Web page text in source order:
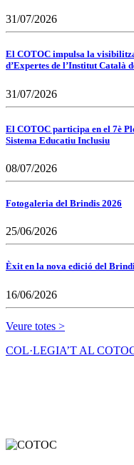
31/07/2026
El COTOC impulsa la
d’Expertes de l’Institut Català
31/07/2026
El COTOC participa en el 7è
Sistema Educatiu Inclusiu
08/07/2026
Fotogaleria del Brindis 2026
25/06/2026
Èxit en la nova edició del
16/06/2026
Veure totes >
COL·LEGIA’T AL